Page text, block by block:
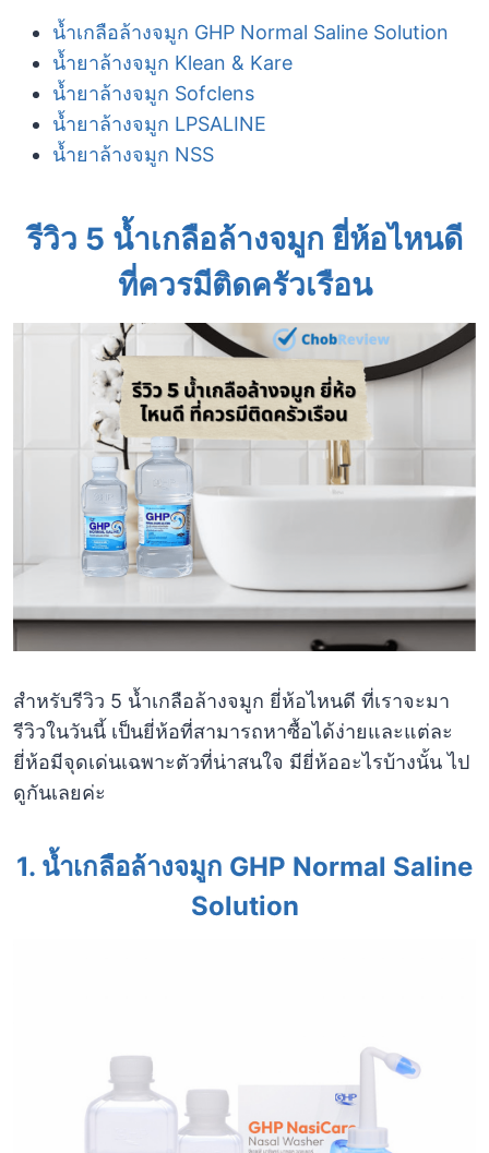
น้ำเกลือล้างจมูก GHP Normal Saline Solution
น้ำยาล้างจมูก Klean & Kare
น้ำยาล้างจมูก Sofclens
น้ำยาล้างจมูก LPSALINE
น้ำยาล้างจมูก NSS
รีวิว 5 น้ำเกลือล้างจมูก ยี่ห้อไหนดี
ที่ควรมีติดครัวเรือน
สำหรับรีวิว 5 น้ำเกลือล้างจมูก ยี่ห้อไหนดี ที่เราจะมา
รีวิวในวันนี้ เป็นยี่ห้อที่สามารถหาซื้อได้ง่ายและแต่ละ
ยี่ห้อมีจุดเด่นเฉพาะตัวที่น่าสนใจ มียี่ห้ออะไรบ้างนั้น ไป
ดูกันเลยค่ะ
1. น้ำเกลือล้างจมูก GHP Normal Saline
Solution